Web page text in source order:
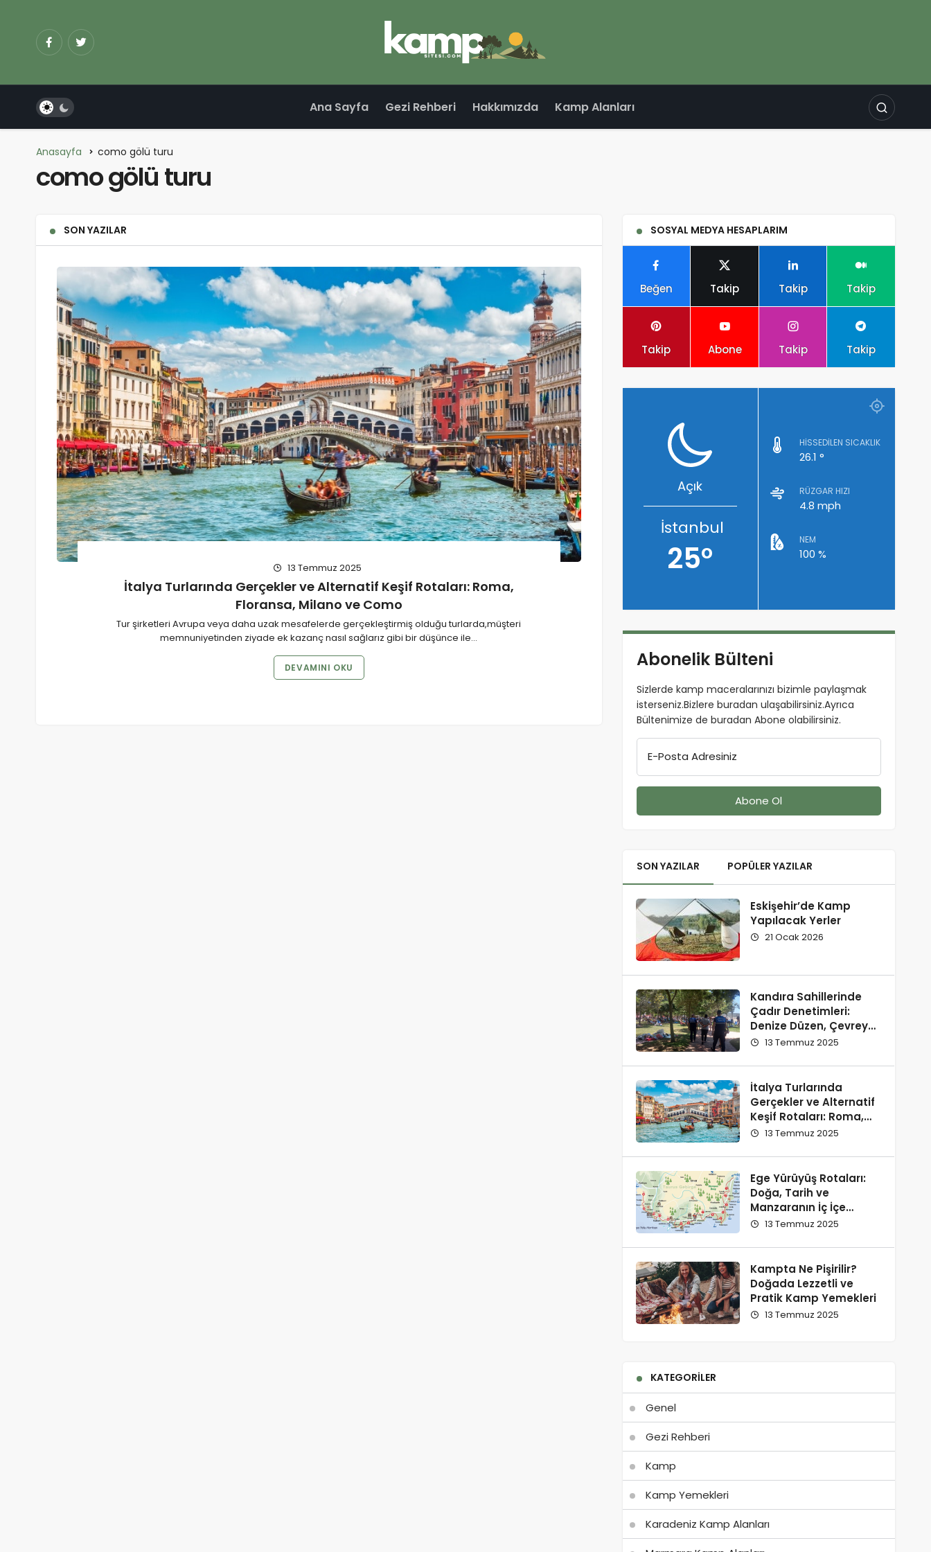
Ana Sayfa Gezi Rehberi Hakkımızda Kamp Alanları
Anasayfa como gölü turu
como gölü turu
SON YAZILAR
13 Temmuz 2025
İtalya Turlarında Gerçekler ve Alternatif Keşif Rotaları: Roma,
Floransa, Milano ve Como
Tur şirketleri Avrupa veya daha uzak mesafelerde gerçekleştirmiş olduğu turlarda,müşteri
memnuniyetinden ziyade ek kazanç nasıl sağlarız gibi bir düşünce ile…
DEVAMINI OKU
SOSYAL MEDYA HESAPLARIM
Beğen Takip Takip Takip
Takip Abone Takip Takip
Açık
İstanbul
25°
HISSEDILEN SICAKLIK
26.1 °
RÜZGAR HIZI
4.8 mph
NEM
100 %
Abonelik Bülteni
Sizlerde kamp maceralarınızı bizimle paylaşmak
isterseniz.Bizlere buradan ulaşabilirsiniz.Ayrıca
Bültenimize de buradan Abone olabilirsiniz.
E-Posta Adresiniz
SON YAZILAR POPÜLER YAZILAR
Eskişehir’de Kamp
Yapılacak Yerler
21 Ocak 2026
Kandıra Sahillerinde
Çadır Denetimleri:
Denize Düzen, Çevreye
Saygı13 Temmuz 2025
İtalya Turlarında
Gerçekler ve Alternatif
Keşif Rotaları: Roma,
Floransa, Milano ve
13 Temmuz 2025
Ege Yürüyüş Rotaları:
Doğa, Tarih ve
Manzaranın İç İçe
Olduğu En Güzel
13 Temmuz 2025
Kampta Ne Pişirilir?
Doğada Lezzetli ve
Pratik Kamp Yemekleri
13 Temmuz 2025
KATEGORILER
Genel
Gezi Rehberi
Kamp
Kamp Yemekleri
Karadeniz Kamp Alanları